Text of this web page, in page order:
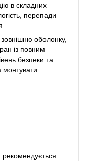
в складних
перепади
зовнішню оболонку,
із повним
безпеки та
монтувати: